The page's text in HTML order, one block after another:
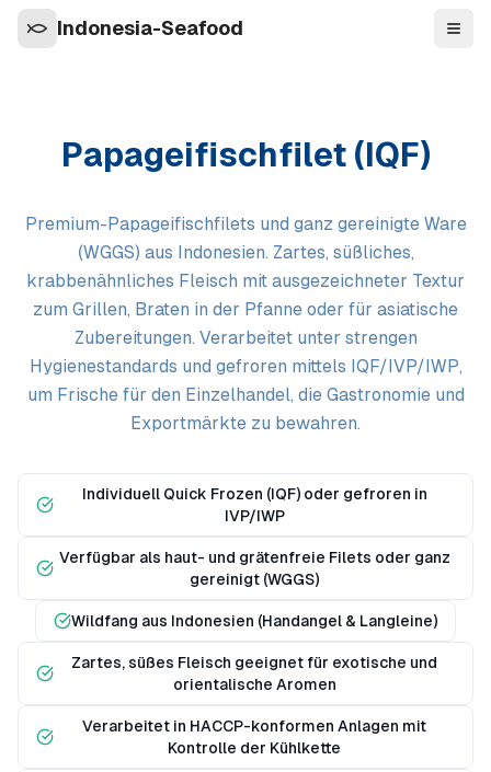
Indonesia-Seafood
Papageifischfilet (IQF)
Premium-Papageifischfilets und ganz gereinigte Ware
(WGGS) aus Indonesien. Zartes, süßliches,
krabbenähnliches Fleisch mit ausgezeichneter Textur
zum Grillen, Braten in der Pfanne oder für asiatische
Zubereitungen. Verarbeitet unter strengen
Hygienestandards und gefroren mittels IQF/IVP/IWP,
um Frische für den Einzelhandel, die Gastronomie und
Exportmärkte zu bewahren.
Individuell Quick Frozen (IQF) oder gefroren in
IVP/IWP
Verfügbar als haut- und grätenfreie Filets oder ganz
gereinigt (WGGS)
Wildfang aus Indonesien (Handangel & Langleine)
Zartes, süßes Fleisch geeignet für exotische und
orientalische Aromen
Verarbeitet in HACCP-konformen Anlagen mit
Kontrolle der Kühlkette